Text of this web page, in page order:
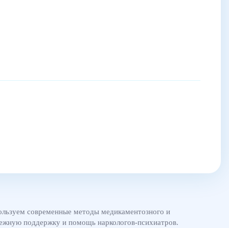
современные методы медикаментозного и
поддержку и помощь наркологов-психиатров.